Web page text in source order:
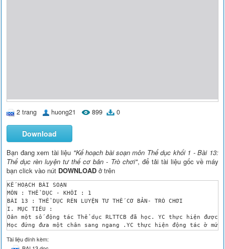
2 trang huong21 899 0
Download
Bạn đang xem tài liệu "Kế hoạch bài soạn môn Thể dục khối 1 - Bài 13:
Thể dục rèn luyện tư thế cơ bản - Trò chơi", để tải tài liệu gốc về máy
bạn click vào nút DOWNLOAD ở trên
KẾ HOẠCH BÀI SOẠN
MÔN : THỂ DỤC - KHỐI : 1
BÀI 13 : THỂ DỤC RÈN LUYỆN TƯ THẾ CƠ BẢN- TRÒ CHƠI
I. MỤC TIÊU :
Oân một số động tác Thể dục RLTTCB đã học. YC thực hiện
Học đứng đưa một chân sang ngang .YC thực hiện động tác ở
Tiếp tục ôn trò chơi “ Chuyển bóng tiếp sức” . YC cách tham
II. ĐỊA ĐIỂM – PHƯƠNG TIỆN :
Tài liệu đính kèm: